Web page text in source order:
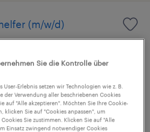
(m/w/d)
pro Stunde
Handwerk
Sie die Kontrolle über
User-Erlebnis setzen wir Technologien wie z. B.
der Verwendung aller beschriebenen Cookies
auf "Alle akzeptieren". Möchten Sie Ihre Cookie-
klicken Sie auf "Cookies anpassen", um
Sie zustimmen. Klicken Sie auf "Alle
Einsatz zwingend notwendiger Cookies